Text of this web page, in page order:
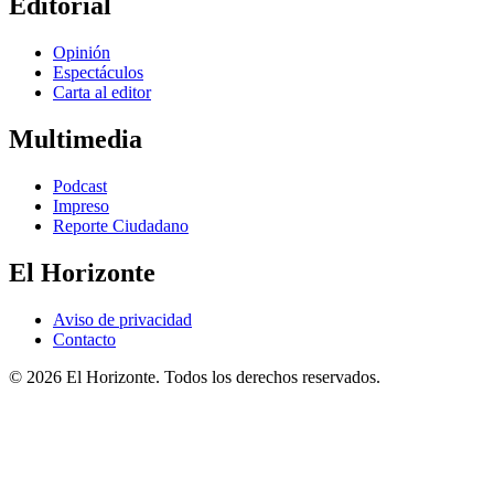
Opinión
Espectáculos
Carta al editor
Multimedia
Podcast
Impreso
Reporte Ciudadano
El Horizonte
Aviso de privacidad
Contacto
© 2026 El Horizonte. Todos los derechos reservados.